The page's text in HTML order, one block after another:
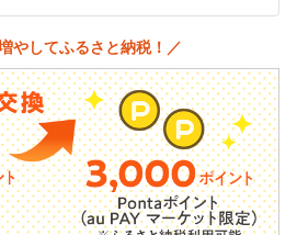
やしてふるさと納税！／